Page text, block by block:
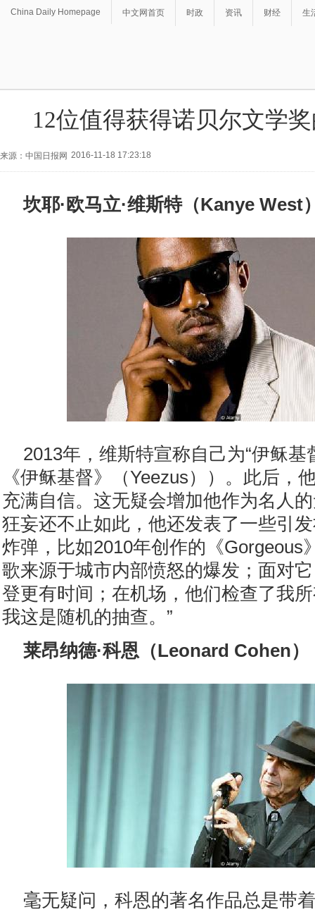
China Daily Homepage 中文网首页 时政 资讯 财经 生
12位值得获得诺贝尔文学
来源：中国日报网 2016-11-18 17:23:18
坎耶·欧马立·维斯特（Kanye West
2013年，维斯特宣称自己为“伊稣基
《伊稣基督》（Yeezus））。此后，
充满自信。这无疑会增加他作为名人
狂妄还不止如此，他还发表了一些引
炸弹，比如2010年创作的《Gorgeous
歌来源于城市内部愤怒的爆发；面对
登更有时间；在机场，他们检查了我
我这是随机的抽查。”
莱昂纳德·科恩（Leonard Cohen）
毫无疑问，科恩的著名作品总是带